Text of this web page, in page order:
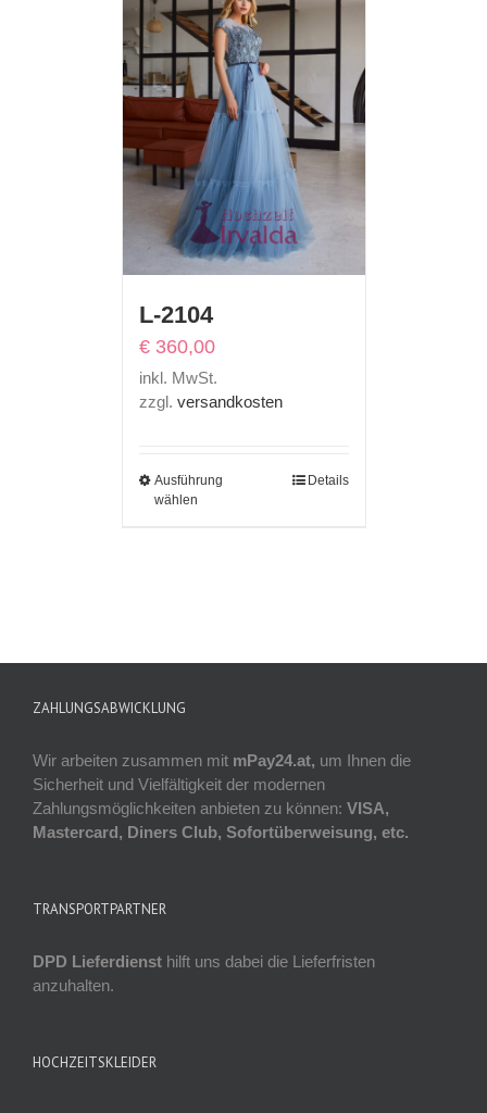
L-2104
€360,00
inkl. MwSt.
zzgl. versandkosten
Ausführung
wählen
Details
ZAHLUNGSABWICKLUNG
Wir arbeiten zusammen mit mPay24.at, um Ihnen die
Sicherheit und Vielfältigkeit der modernen
Zahlungsmöglichkeiten anbieten zu können: VISA,
Mastercard, Diners Club, Sofortüberweisung, etc.
TRANSPORTPARTNER
DPD Lieferdienst hilft uns dabei die Lieferfristen
anzuhalten.
HOCHZEITSKLEIDER